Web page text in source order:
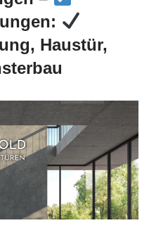
Haustür,